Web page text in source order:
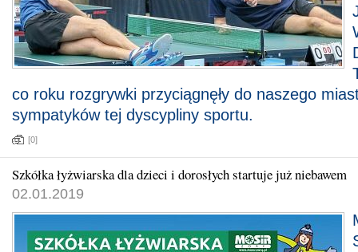
co roku rozgrywki przyciągnęły do naszego
sympatyków tej dyscypliny sportu.
[0]
Szkółka łyżwiarska dla dzieci i dorosłych startuje już niebawem
02.01.2019